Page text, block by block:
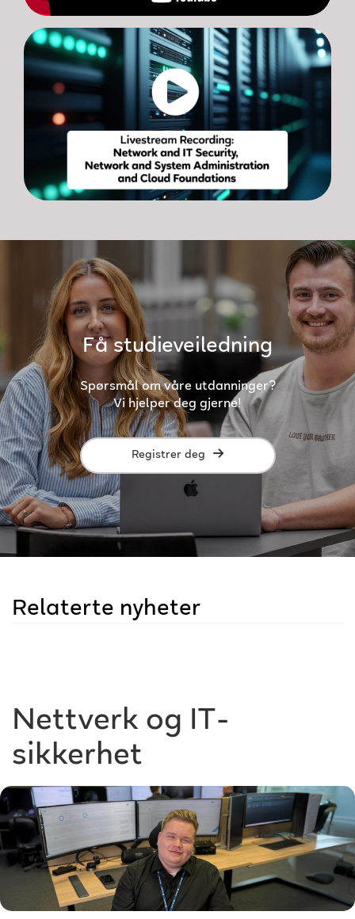
Få studieveiledning
Spørsmål om våre utdanninger?
Vi hjelper deg gjerne!
Registrer deg
Relaterte nyheter
Nettverk og IT-
sikkerhet